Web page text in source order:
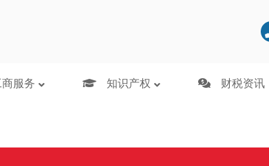
商服务 知识产权 财税资讯